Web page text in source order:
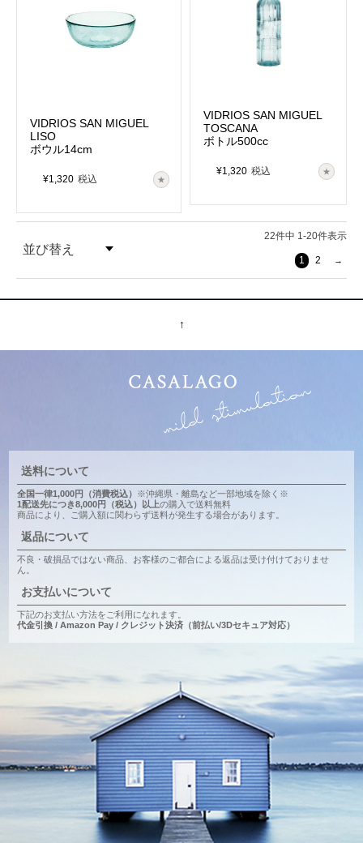
VIDRIOS SAN MIGUEL
LISO
ボウル14cm
¥1,320 税込
VIDRIOS SAN MIGUEL
TOSCANA
ボトル500cc
¥1,320 税込
並び替え
価格が安い順
22件中 1-20件表示
1 2
↑
送料について
全国一律1,000円（消費税込） ※沖縄県・離島など一部地域を除く※
1配送先につき8,000円（税込）以上の購入で送料無料
商品により、ご購入額に関わらず送料が発生する場合があります。
返品について
不良・破損品ではない商品、お客様のご都合による返品は受け付けておりませ
ん。
お支払いについて
下記のお支払い方法をご利用になれます。
代金引換 / Amazon Pay / クレジット決済（前払い/3Dセキュア対応）